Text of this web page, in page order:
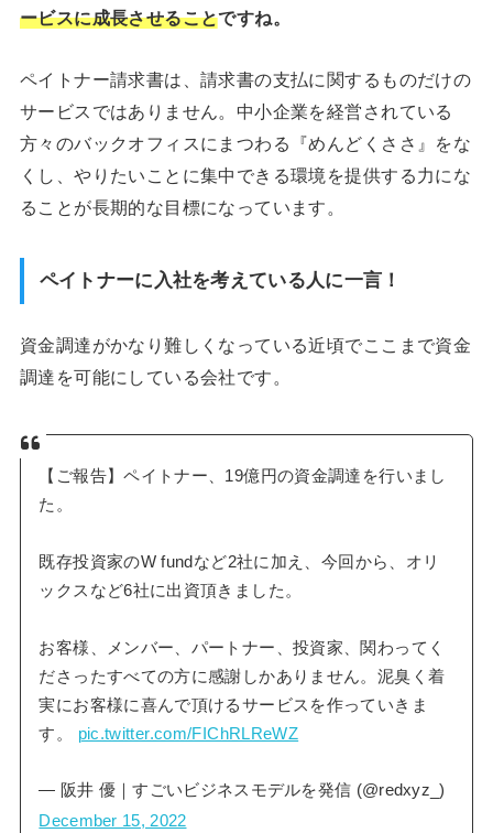
ービスに成長させることですね。
ペイトナー請求書は、請求書の支払に関するものだけの
サービスではありません。中小企業を経営されている
方々のバックオフィスにまつわる『めんどくささ』をな
くし、やりたいことに集中できる環境を提供する力にな
ることが長期的な目標になっています。
ペイトナーに入社を考えている人に一言！
資金調達がかなり難しくなっている近頃でここまで資金
調達を可能にしている会社です。
【ご報告】ペイトナー、19億円の資金調達を行いまし
た。
既存投資家のW fundなど2社に加え、今回から、オリ
ックスなど6社に出資頂きました。
お客様、メンバー、パートナー、投資家、関わってく
ださったすべての方に感謝しかありません。泥臭く着
実にお客様に喜んで頂けるサービスを作っていきま
す。 pic.twitter.com/FIChRLReWZ
— 阪井 優｜すごいビジネスモデルを発信 (@redxyz_)
December 15, 2022